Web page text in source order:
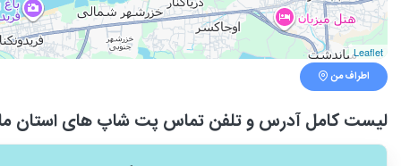
Leaflet
اطراف من
لیست کامل آدرس و تلفن تماس پت شاپ های استان